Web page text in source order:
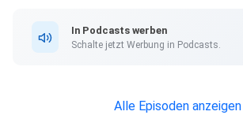
In Podcasts werben
Schalte jetzt Werbung in Podcasts.
Alle Episoden anzeigen